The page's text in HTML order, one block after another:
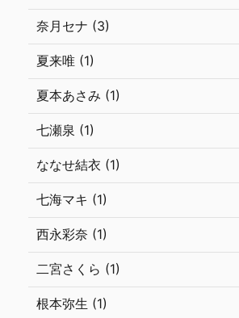
奈月セナ (3)
夏来唯 (1)
夏本あさみ (1)
七瀬泉 (1)
ななせ結衣 (1)
七海マキ (1)
西永彩奈 (1)
二宮さくら (1)
根本弥生 (1)